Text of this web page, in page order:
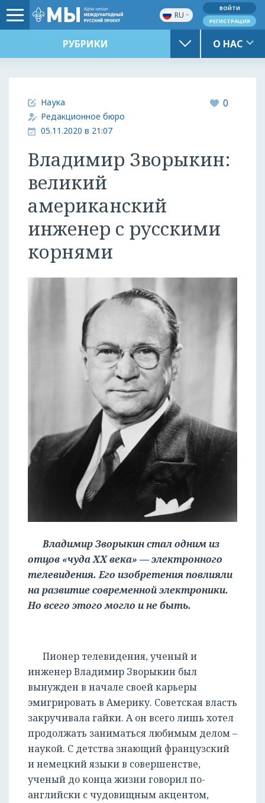
RU
ВОЙТИ
РЕГИСТРАЦИЯ
РУБРИКИ О НАС
Наука
Редакционное бюро
05.11.2020 в 21:07
0
Владимир Зворыкин:
великий
американский
инженер с русскими
корнями
Владимир Зворыкин стал одним из
отцов «чуда XX века» — электронного
телевидения. Его изобретения повлияли
на развитие современной электроники.
Но всего этого могло и не быть.
Пионер телевидения, ученый и
инженер Владимир Зворыкин был
вынужден в начале своей карьеры
эмигрировать в Америку. Советская власть
закручивала гайки. А он всего лишь хотел
продолжать заниматься любимым делом –
наукой. С детства знающий французский
и немецкий языки в совершенстве,
ученый до конца жизни говорил по-
английски с чудовищным акцентом,